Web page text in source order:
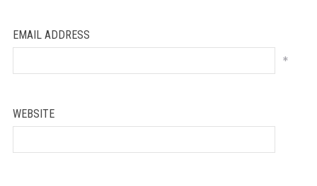
EMAIL ADDRESS
*
WEBSITE